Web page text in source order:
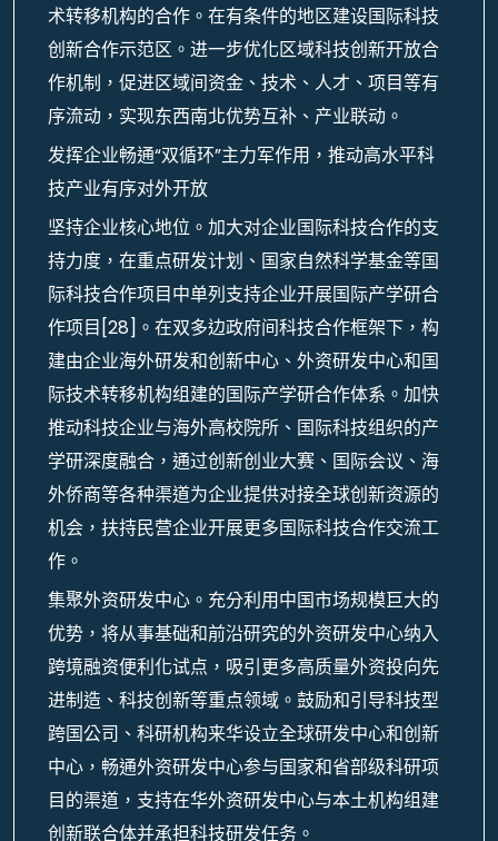
术转移机构的合作。在有条件的地区建设国际科技
创新合作示范区。进一步优化区域科技创新开放合
作机制，促进区域间资金、技术、人才、项目等有
序流动，实现东西南北优势互补、产业联动。
发挥企业畅通“双循环”主力军作用，推动高水平科
技产业有序对外开放
坚持企业核心地位。加大对企业国际科技合作的支
持力度，在重点研发计划、国家自然科学基金等国
际科技合作项目中单列支持企业开展国际产学研合
作项目[28]。在双多边政府间科技合作框架下，构
建由企业海外研发和创新中心、外资研发中心和国
际技术转移机构组建的国际产学研合作体系。加快
推动科技企业与海外高校院所、国际科技组织的产
学研深度融合，通过创新创业大赛、国际会议、海
外侨商等各种渠道为企业提供对接全球创新资源的
机会，扶持民营企业开展更多国际科技合作交流工
作。
集聚外资研发中心。充分利用中国市场规模巨大的
优势，将从事基础和前沿研究的外资研发中心纳入
跨境融资便利化试点，吸引更多高质量外资投向先
进制造、科技创新等重点领域。鼓励和引导科技型
跨国公司、科研机构来华设立全球研发中心和创新
中心，畅通外资研发中心参与国家和省部级科研项
目的渠道，支持在华外资研发中心与本土机构组建
创新联合体并承担科技研发任务。